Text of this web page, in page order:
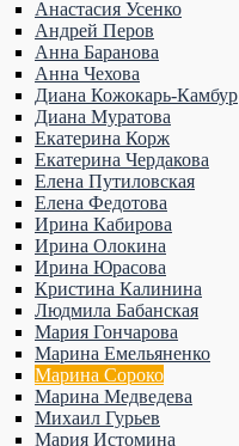
Анастасия Усенко
Андрей Перов
Анна Баранова
Анна Чехова
Диана Кожокарь-Камбур
Диана Муратова
Екатерина Корж
Екатерина Чердакова
Елена Путиловская
Елена Федотова
Ирина Кабирова
Ирина Олокина
Ирина Юрасова
Кристина Калинина
Людмила Бабанская
Мария Гончарова
Марина Емельяненко
Марина Сороко
Марина Медведева
Михаил Гурьев
Мария Истомина